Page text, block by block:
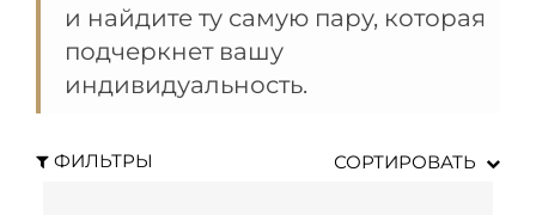
и найдите ту самую пару, которая
подчеркнет вашу
индивидуальность.
ФИЛЬТРЫ СОРТИРОВАТЬ